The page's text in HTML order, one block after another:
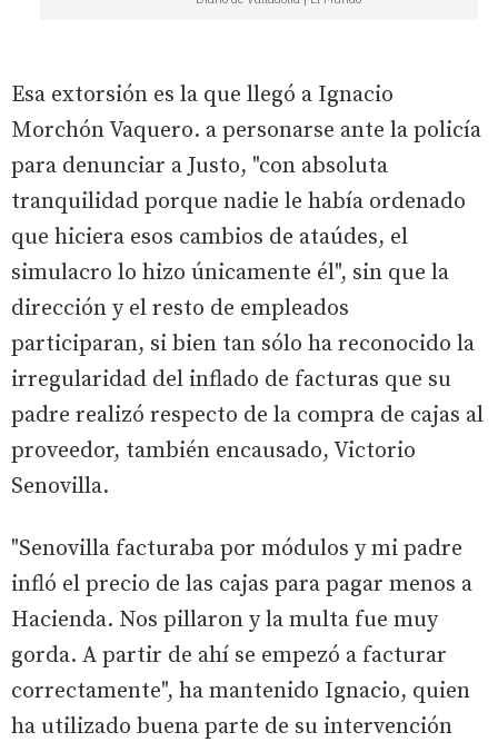
Esa extorsión es la que llegó a Ignacio
Morchón Vaquero. a personarse ante la policía
para denunciar a Justo, "con absoluta
tranquilidad porque nadie le había ordenado
que hiciera esos cambios de ataúdes, el
simulacro lo hizo únicamente él", sin que la
dirección y el resto de empleados
participaran, si bien tan sólo ha reconocido la
irregularidad del inflado de facturas que su
padre realizó respecto de la compra de cajas al
proveedor, también encausado, Victorio
Senovilla.
"Senovilla facturaba por módulos y mi padre
infló el precio de las cajas para pagar menos a
Hacienda. Nos pillaron y la multa fue muy
gorda. A partir de ahí se empezó a facturar
correctamente", ha mantenido Ignacio, quien
ha utilizado buena parte de su intervención